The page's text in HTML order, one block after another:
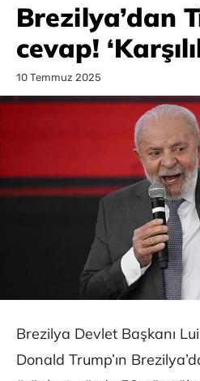
Brezilya’dan
cevap!
10 Temmuz 2025
Brezilya Devlet Başkanı
Donald Trump’ın